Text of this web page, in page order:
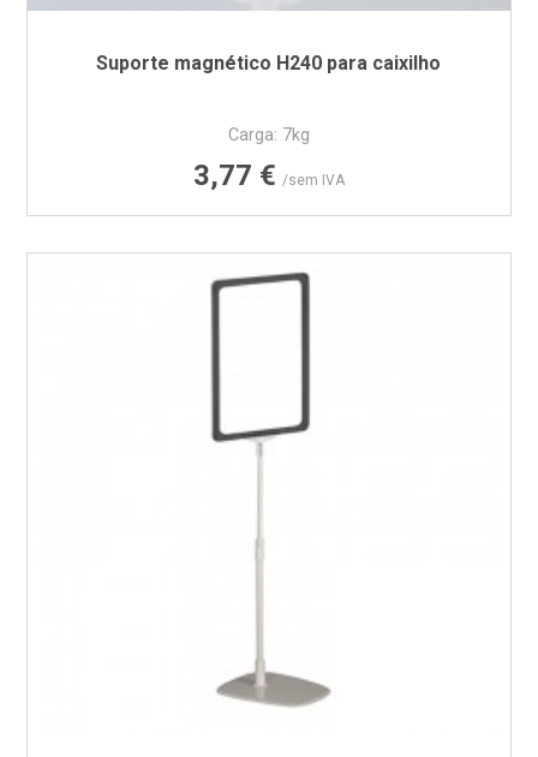
Suporte magnético H240 para caixilho
Carga: 7kg
Preço
3,77 € /sem IVA